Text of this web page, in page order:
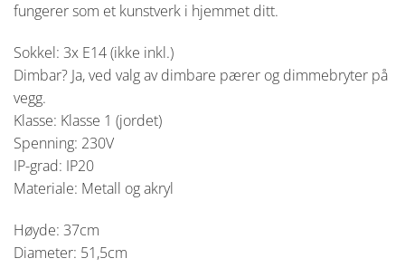
fungerer som et kunstverk i hjemmet ditt.
Sokkel: 3x E14 (ikke inkl.)
Dimbar? Ja, ved valg av dimbare pærer og dimmebryter på
vegg.
Klasse: Klasse 1 (jordet)
Spenning: 230V
IP-grad: IP20
Materiale: Metall og akryl
Høyde: 37cm
Diameter: 51,5cm